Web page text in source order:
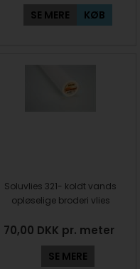
SE MERE KØB
Soluvlies 321- koldt vands
opløselige broderi vlies
70,00 DKK pr. meter
SE MERE